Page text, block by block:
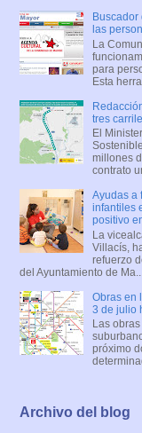
las
La
para
Esta
tres
El
millones
contrato
Ayudas a
infantiles
positivo
La
Villacís,
refuerzo
del Ayuntamiento de Ma...
Obras en
3 de julio
Las
próximo
Archivo del blog